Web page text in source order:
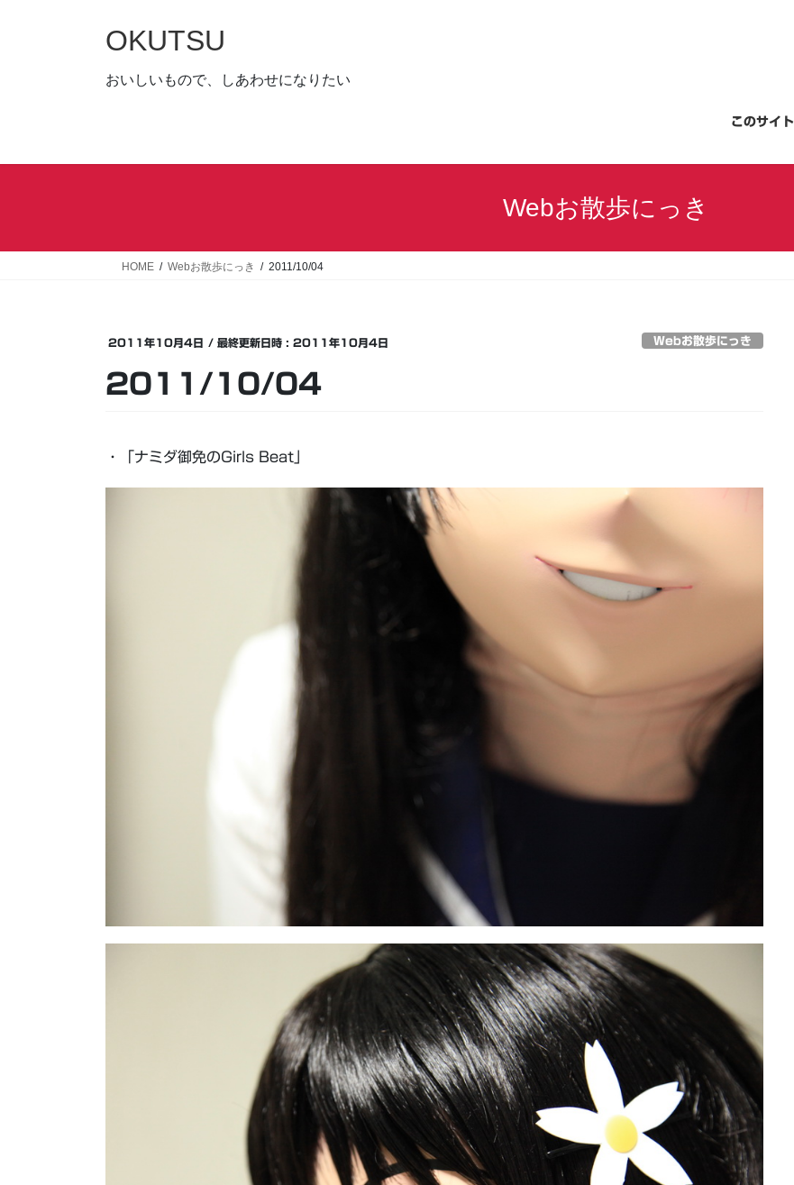
キ
に
OKUTSU
おいしいもので、しあわせになりたい
このサイト
Webお散歩にっき
HOME Webお散歩にっき 2011/10/04
2011年10月4日 / 最終更新日時 : 2011年10月4日 Webお散歩にっき
2011/10/04
・「ナミダ御免のGirls Beat」